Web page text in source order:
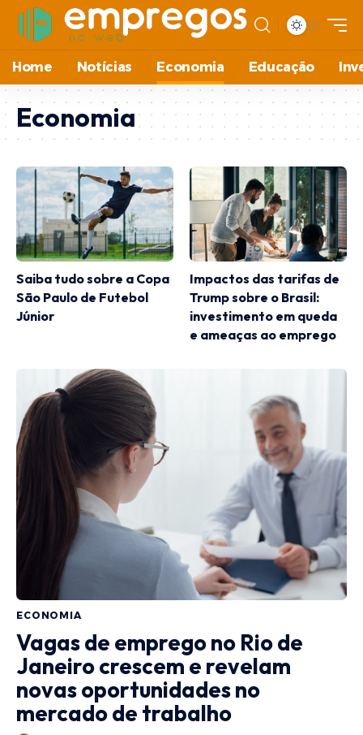
Home Notícias Economia Educação
Economia
Saiba tudo sobre a Copa
São Paulo de Futebol
Júnior
Impactos das tarifas de
Trump sobre o Brasil:
investimento em queda
e ameaças ao emprego
ECONOMIA
Vagas de emprego no Rio de
Janeiro crescem e revelam
novas oportunidades no
mercado de trabalho